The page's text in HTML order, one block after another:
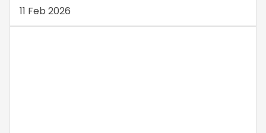
11 Feb 2026